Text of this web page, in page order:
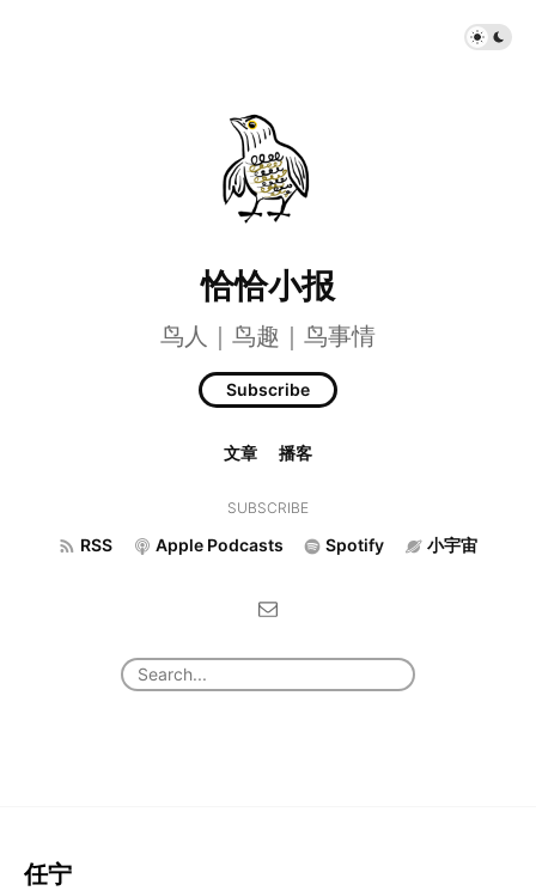
恰恰小报
鸟人｜鸟趣｜鸟事情
Subscribe
文章 播客
SUBSCRIBE
RSS Apple Podcasts Spotify 小宇宙
任宁